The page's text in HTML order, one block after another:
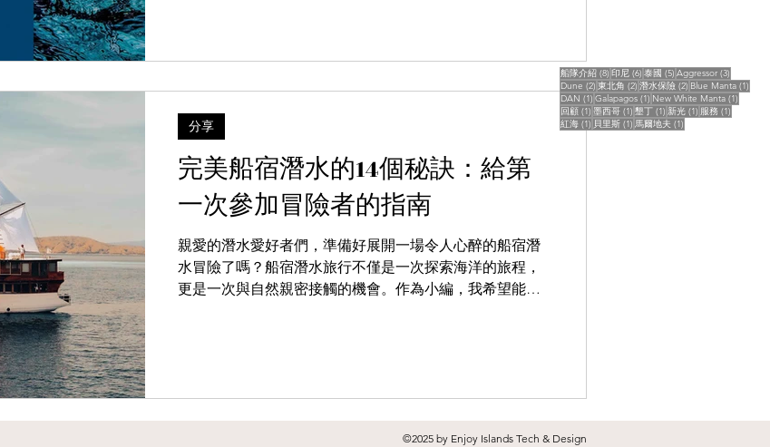
船隊介紹 (8)8 篇文章
印尼 (6)6 篇文章
泰國 (5)5 篇文章
Aggressor (3)3 篇文章
Dune (2)2 篇文章
東北角 (2)2 篇文章
潛水保險 (2)2 篇文章
Blue Manta (1)1 篇
DAN (1)1 篇文章
Galapagos (1)1 篇文章
New White Manta (1)1 篇文
回顧 (1)1 篇文章
墨西哥 (1)1 篇文章
墾丁 (1)1 篇文章
新光 (1)1 篇文章
服務 (1)1 篇文章
紅海 (1)1 篇文章
貝里斯 (1)1 篇文章
馬爾地夫 (1)1 篇文章
完美船宿潛水的14個秘訣：給第
一次參加冒險者的指南
親愛的潛水愛好者們，準備好展開一場令人心醉的船宿潛
水冒險了嗎？船宿潛水旅行不僅是一次探索海洋的旅程，
更是一次與自然親密接觸的機會。作為小編，我希望能分
分享
©2025 by Enjoy Islands Tech & Design